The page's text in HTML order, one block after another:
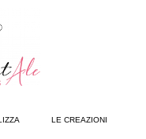
LE CREAZIONI